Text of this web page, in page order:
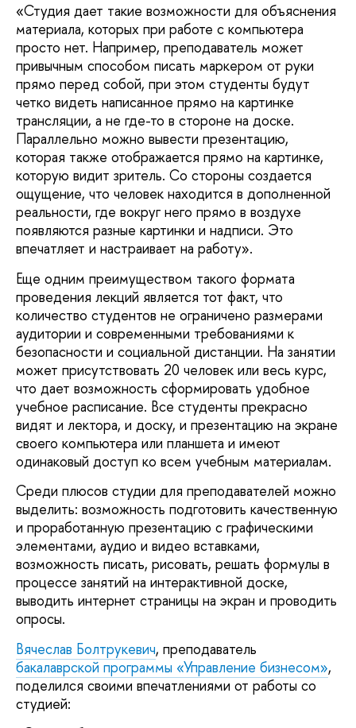
«Студия дает такие возможности для объяснения
материала, которых при работе с компьютера
просто нет. Например, преподаватель может
привычным способом писать маркером от руки
прямо перед собой, при этом студенты будут
четко видеть написанное прямо на картинке
трансляции, а не где-то в стороне на доске.
Параллельно можно вывести презентацию,
которая также отображается прямо на картинке,
которую видит зритель. Со стороны создается
ощущение, что человек находится в дополненной
реальности, где вокруг него прямо в воздухе
появляются разные картинки и надписи. Это
впечатляет и настраивает на работу».
Еще одним преимуществом такого формата
проведения лекций является тот факт, что
количество студентов не ограничено размерами
аудитории и современными требованиями к
безопасности и социальной дистанции. На занятии
может присутствовать 20 человек или весь курс,
что дает возможность сформировать удобное
учебное расписание. Все студенты прекрасно
видят и лектора, и доску, и презентацию на экране
своего компьютера или планшета и имеют
одинаковый доступ ко всем учебным материалам.
Среди плюсов студии для преподавателей можно
выделить: возможность подготовить качественную
и проработанную презентацию с графическими
элементами, аудио и видео вставками,
возможность писать, рисовать, решать формулы в
процессе занятий на интерактивной доске,
выводить интернет страницы на экран и проводить
опросы.
Вячеслав Болтрукевич, преподаватель
бакалаврской программы «Управление бизнесом»,
поделился своими впечатлениями от работы со
студией: